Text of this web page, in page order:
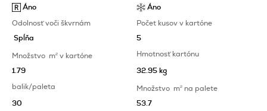
Áno Áno
Odolnosť voči škvrnám
Spĺňa
Počet kusov v kartóne
5
Množstvo m2 v kartóne
1.79
Hmotnosť kartónu
32.95 kg
balik/paleta
30
Množstvom2 na palete
53.7